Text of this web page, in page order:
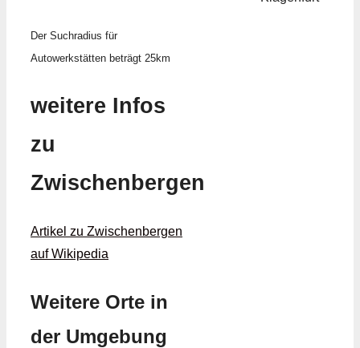
Der Suchradius für
Autowerkstätten beträgt 25km
weitere Infos
zu
Zwischenbergen
Artikel zu Zwischenbergen
auf Wikipedia
Weitere Orte in
der Umgebung